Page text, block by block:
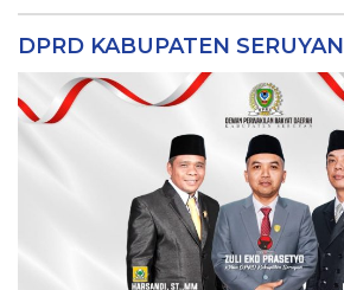
DPRD KABUPATEN SERUYAN